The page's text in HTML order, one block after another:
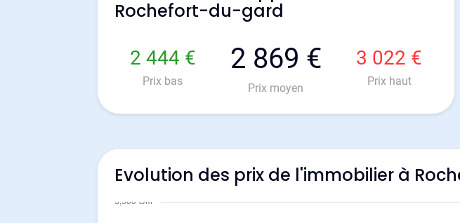
Rochefort-du-gard
2 444 €
Prix bas
2 869 €
Prix moyen
3 022 €
Prix haut
Evolution des prix de l'immobilier à